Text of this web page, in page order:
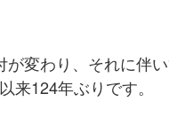
変わり、それに伴
124年ぶりです。